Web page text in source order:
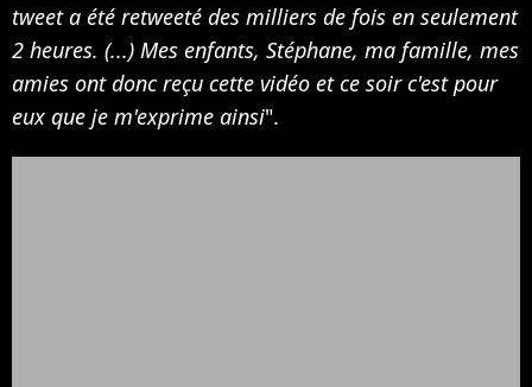
tweet a été retweeté des milliers de fois en seulement
2 heures. (...) Mes enfants, Stéphane, ma famille, mes
amies ont donc reçu cette vidéo et ce soir c'est pour
eux que je m'exprime ainsi".